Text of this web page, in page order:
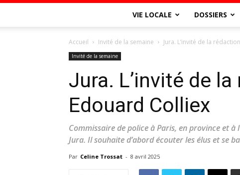
VIE LOCALE DOSSIERS
Accueil Invité de la semaine Jura. L’invité de la
Invité de la semaine
Jura. L’invité de
Edouard Colliex
Commissaire de police à Paris, en province et
Jura. Il souhaite d’abord écouter les élus et se
Par Celine Trossat - 8 avril 2025